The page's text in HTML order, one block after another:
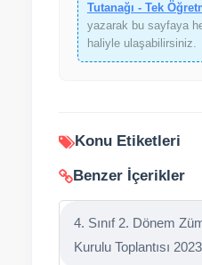
Tutanağı - Tek
yazarak bu sayfaya
haliyle ulaşabilirsiniz.
Konu Etiketleri
Benzer İçerikler
4. Sınıf 2. Dönem
Kurulu Toplantısı